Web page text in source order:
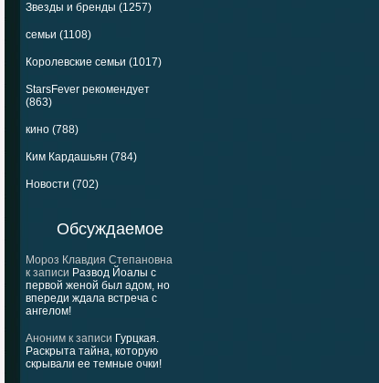
Звезды и бренды (1257)
семьи (1108)
Королевские семьи (1017)
StarsFever рекомендует
(863)
кино (788)
Ким Кардашьян (784)
Новости (702)
Обсуждаемое
Мороз Клавдия Степановна
к записи Развод Йоалы с
первой женой был адом, но
впереди ждала встреча с
ангелом!
Аноним к записи Гурцкая.
Раскрыта тайна, которую
скрывали ее темные очки!